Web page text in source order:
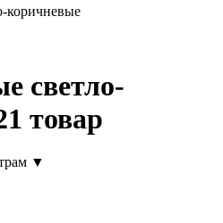
коричневые
светло-
товар
▼